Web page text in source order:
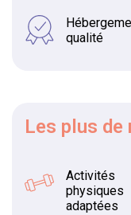
qualité
Les plus de
Activités
physiques
adaptées